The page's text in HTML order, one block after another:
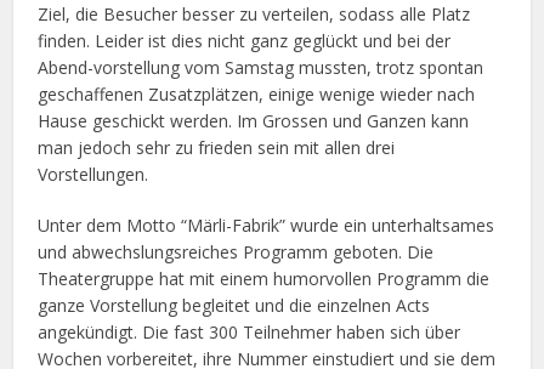
Ziel, die Besucher besser zu verteilen, sodass alle Platz
finden. Leider ist dies nicht ganz geglückt und bei der
Abend-vorstellung vom Samstag mussten, trotz spontan
geschaffenen Zusatzplätzen, einige wenige wieder nach
Hause geschickt werden. Im Grossen und Ganzen kann
man jedoch sehr zu frieden sein mit allen drei
Vorstellungen.
Unter dem Motto “Märli-Fabrik” wurde ein unterhaltsames
und abwechslungsreiches Programm geboten. Die
Theatergruppe hat mit einem humorvollen Programm die
ganze Vorstellung begleitet und die einzelnen Acts
angekündigt. Die fast 300 Teilnehmer haben sich über
Wochen vorbereitet, ihre Nummer einstudiert und sie dem